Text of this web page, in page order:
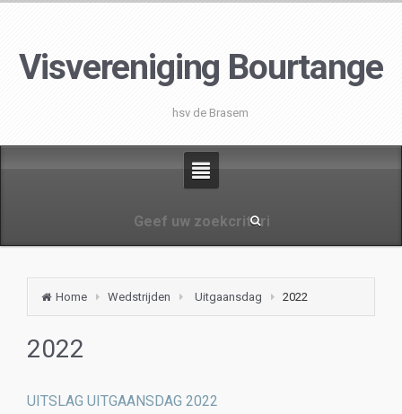
Visvereniging Bourtange
hsv de Brasem
Home Wedstrijden Uitgaansdag 2022
2022
UITSLAG UITGAANSDAG 2022